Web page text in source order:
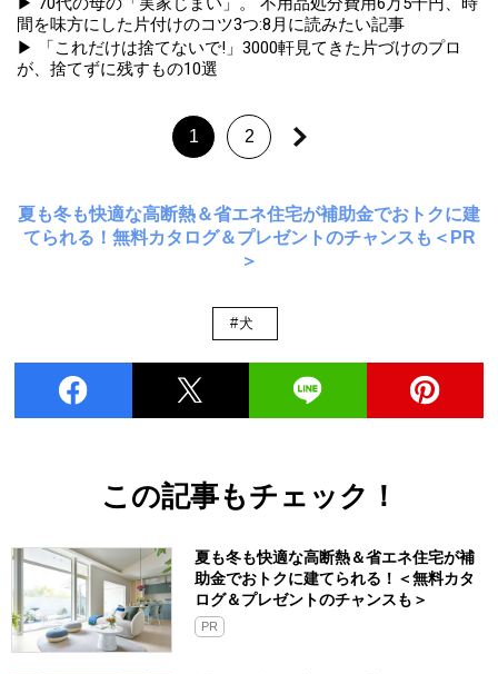
間を味方にした片付けのコツ3つ:8月に読みたい記事
▶ 「これだけは捨てないで!」3000軒見てきた片づけのプロ
が、捨てずに残すもの10選
1 2
夏も冬も快適な高断熱＆省エネ住宅が補助金でおトクに建
てられる！無料カタログ＆プレゼントのチャンスも＜PR
＞
#犬
この記事もチェック！
夏も冬も快適な高断熱＆省エネ住宅が補
助金でおトクに建てられる！＜無料カタ
ログ＆プレゼントのチャンスも＞
PR